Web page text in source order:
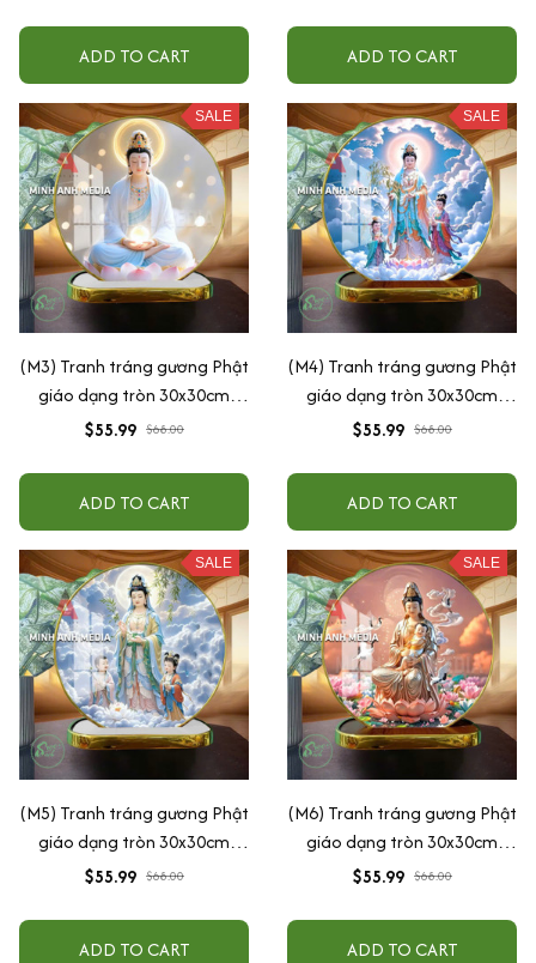
ADD TO CART ADD TO CART
SALE
(M3) Tranh tráng gương Phật
giáo dạng tròn 30x30cm
(Tặng đế để bàn)
$55.99 $68.00
ADD TO CART
SALE
(M4) Tranh tráng gương Phật
giáo dạng tròn 30x30cm
(Tặng đế để bàn)
$55.99 $68.00
ADD TO CART
SALE
(M5) Tranh tráng gương Phật
giáo dạng tròn 30x30cm
(Tặng đế để bàn)
$55.99 $68.00
ADD TO CART
SALE
(M6) Tranh tráng gương Phật
giáo dạng tròn 30x30cm
(Tặng đế để bàn)
$55.99 $68.00
ADD TO CART